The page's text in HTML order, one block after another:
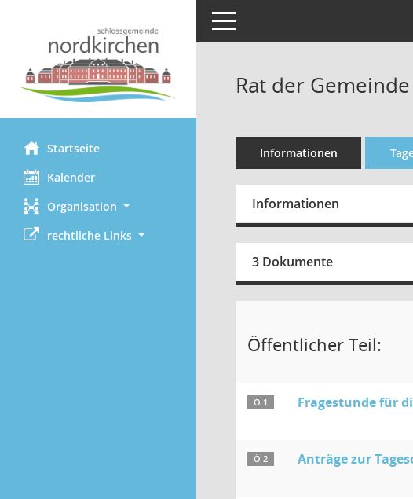
Startseite
Kalender
Organisation
rechtliche Links
Toggle navigation
Rat der
Informationen
Informationen
3 Dokumente
Öffentlicher Teil:
Ö 1 Fragestunde für
Ö 2 Anträge zur